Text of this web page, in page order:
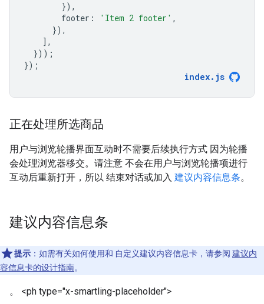
}),
footer : 'Item 2 footer' ,
}),
],
}));
});
index. js
正在处理所选商品
用户与浏览轮播界面互动时不需要后续执行方式 因为轮播
会处理浏览器移交。请注意 不会在用户与浏览轮播项进行
互动后重新打开，所以 结束对话或加入 建议内容信息条。
建议内容信息条
提示 ：如需有关如何使用和 自定义建议内容信息卡，请参阅 建议内
容信息卡的设计指南。
。 <ph type="x-smartling-placeholder">